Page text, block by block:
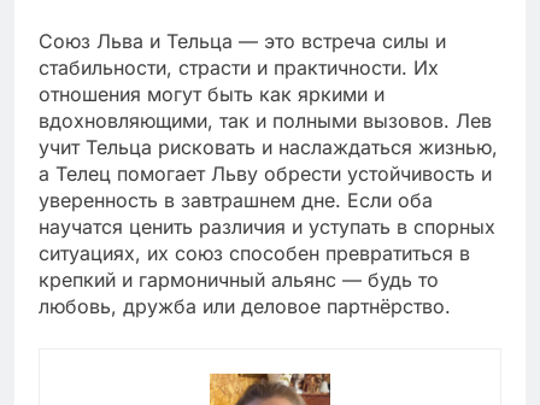
Союз Льва и Тельца — это встреча силы и
стабильности, страсти и практичности. Их
отношения могут быть как яркими и
вдохновляющими, так и полными вызовов. Лев
учит Тельца рисковать и наслаждаться жизнью,
а Телец помогает Льву обрести устойчивость и
уверенность в завтрашнем дне. Если оба
научатся ценить различия и уступать в спорных
ситуациях, их союз способен превратиться в
крепкий и гармоничный альянс — будь то
любовь, дружба или деловое партнёрство.